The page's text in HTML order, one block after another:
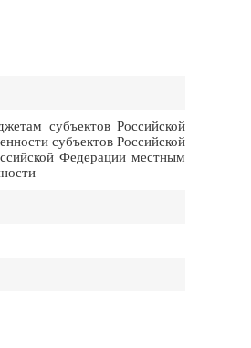
субъектов Российской
субъектов Российской
Федерации местным